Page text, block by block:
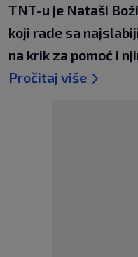
TNT-u je Nataši
koji rade sa
na krik za pomoć i
Pročitaj više